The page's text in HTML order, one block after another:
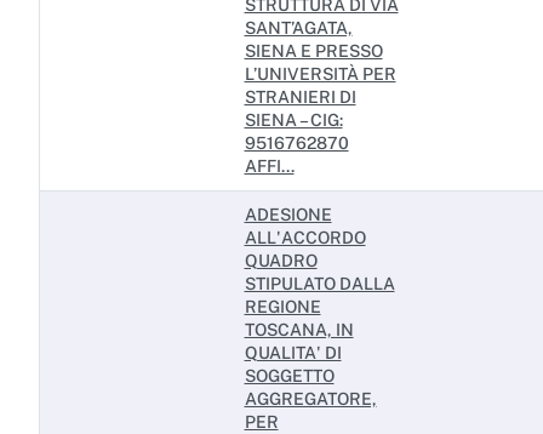
STRUTTURA DI VIA
SANT’AGATA,
SIENA E PRESSO
L’UNIVERSITÀ PER
STRANIERI DI
SIENA – CIG:
9516762870
AFFI...
ADESIONE
ALL'ACCORDO
QUADRO
STIPULATO DALLA
REGIONE
TOSCANA, IN
QUALITA' DI
SOGGETTO
AGGREGATORE,
PER